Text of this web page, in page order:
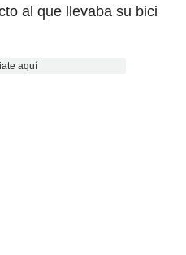
al que llevaba su bici
aquí